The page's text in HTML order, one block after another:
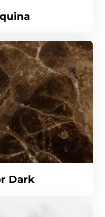
Dark